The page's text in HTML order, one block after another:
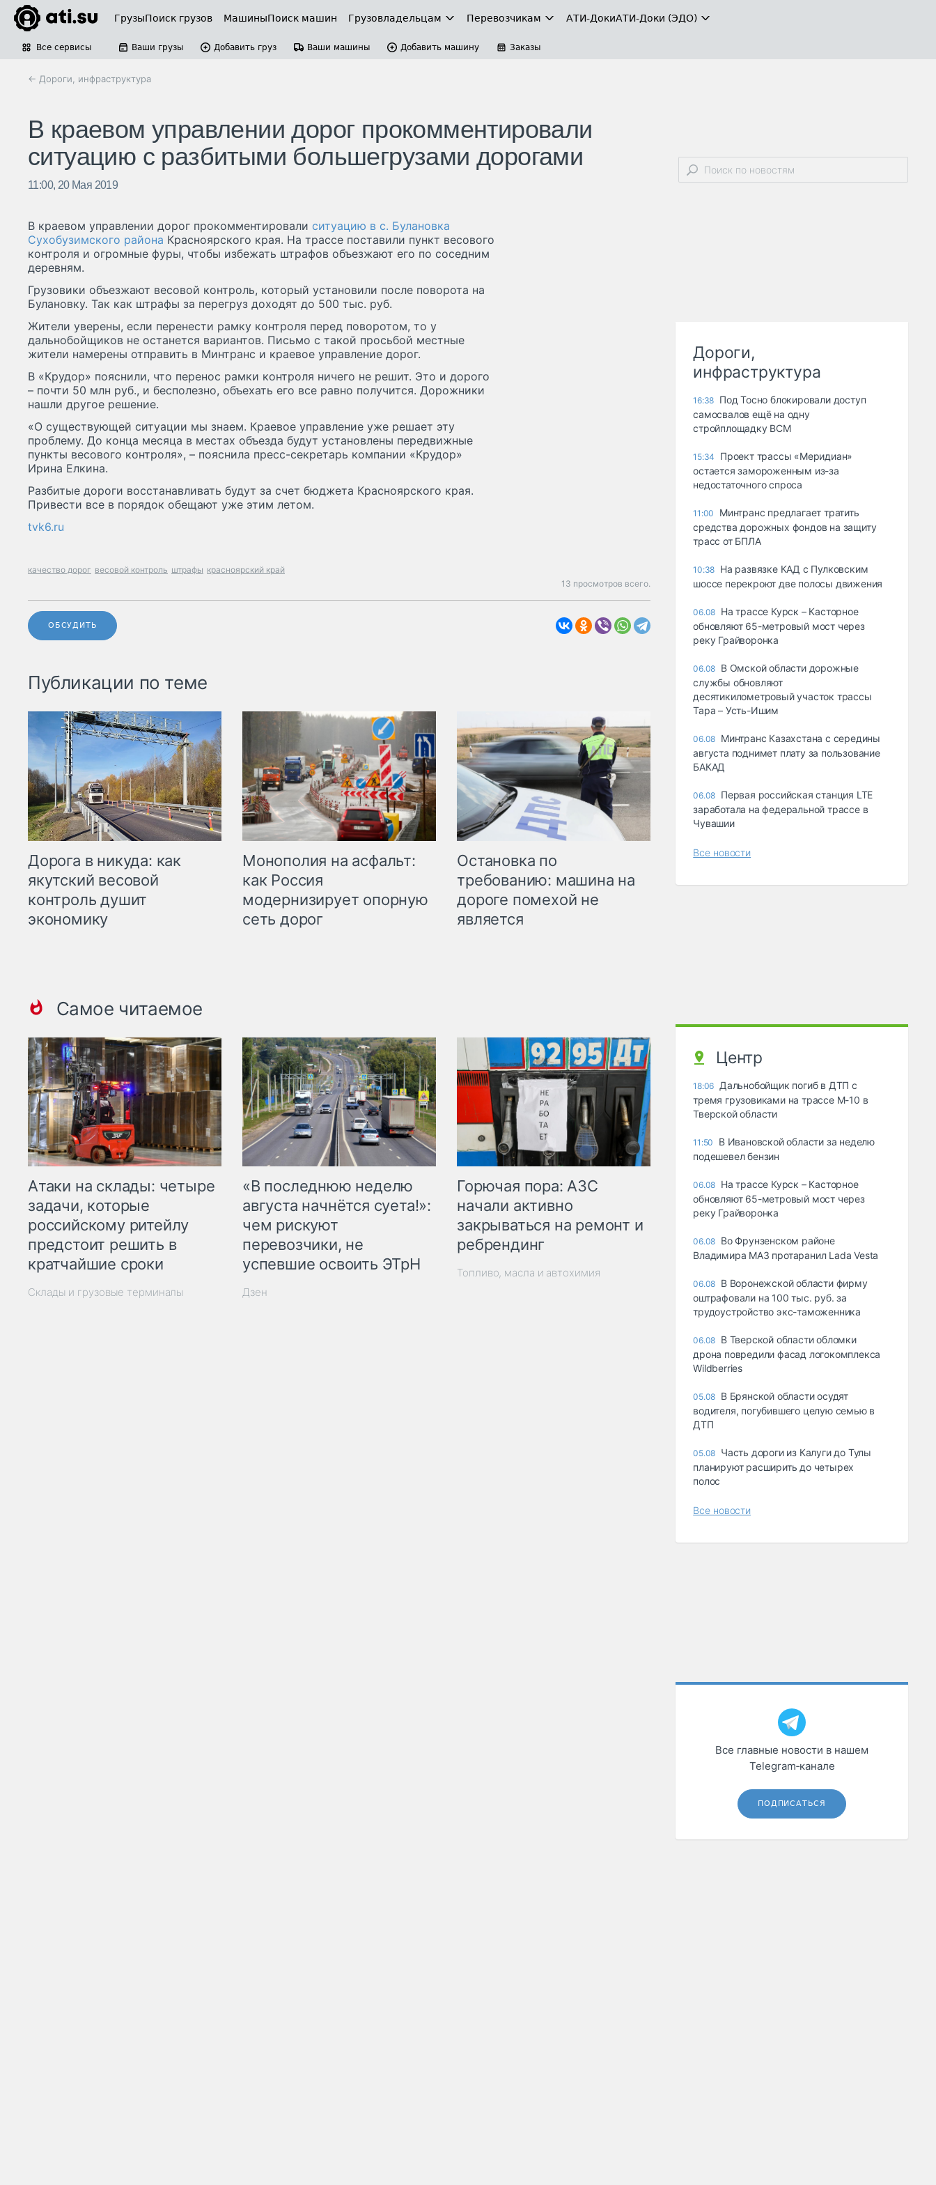
ГрузыПоиск грузов МашиныПоиск машин Грузовладельцам Перевозчикам АТИ-ДокиАТИ-Доки (ЭДО)
Все сервисы Ваши грузы Добавить груз Ваши машины Добавить машину Заказы
← Дороги, инфраструктура
В краевом управлении дорог прокомментировали
ситуацию с разбитыми большегрузами дорогами
11:00, 20 Мая 2019
В краевом управлении дорог прокомментировали ситуацию в с. Булановка
Сухобузимского района Красноярского края. На трассе поставили пункт весового
контроля и огромные фуры, чтобы избежать штрафов объезжают его по соседним
деревням.
Грузовики объезжают весовой контроль, который установили после поворота на
Булановку. Так как штрафы за перегруз доходят до 500 тыс. руб.
Жители уверены, если перенести рамку контроля перед поворотом, то у
дальнобойщиков не останется вариантов. Письмо с такой просьбой местные
жители намерены отправить в Минтранс и краевое управление дорог.
В «Крудор» пояснили, что перенос рамки контроля ничего не решит. Это и дорого
– почти 50 млн руб., и бесполезно, объехать его все равно получится. Дорожники
нашли другое решение.
«О существующей ситуации мы знаем. Краевое управление уже решает эту
проблему. До конца месяца в местах объезда будут установлены передвижные
пункты весового контроля», – пояснила пресс-секретарь компании «Крудор»
Ирина Елкина.
Разбитые дороги восстанавливать будут за счет бюджета Красноярского края.
Привести все в порядок обещают уже этим летом.
tvk6.ru
качество дорог весовой контроль штрафы красноярский край
13 просмотров всего.
ОБСУДИТЬ
Публикации по теме
Дорога в никуда: как
якутский весовой
контроль душит
экономику
Монополия на асфальт:
как Россия
модернизирует опорную
сеть дорог
Остановка по
требованию: машина на
дороге помехой не
является
Самое читаемое
Атаки на склады: четыре
задачи, которые
российскому ритейлу
предстоит решить в
кратчайшие сроки
Склады и грузовые терминалы
«В последнюю неделю
августа начнётся суета!»:
чем рискуют
перевозчики, не
успевшие освоить ЭТрН
Дзен
Горючая пора: АЗС
начали активно
закрываться на ремонт и
ребрендинг
Топливо, масла и автохимия
Дороги,
инфраструктура
16:38 Под Тосно блокировали доступ
самосвалов ещё на одну
стройплощадку ВСМ
15:34
Проект трассы «Меридиан»
остается замороженным из-за
недостаточного спроса
11:00
Минтранс предлагает тратить
средства дорожных фондов на защиту
трасс от БПЛА
10:38 На развязке КАД с Пулковским
шоссе перекроют две полосы движения
06.08 На трассе Курск – Касторное
обновляют 65-метровый мост через
реку Грайворонка
06.08 В Омской области дорожные
службы обновляют
десятикилометровый участок трассы
Тара – Усть-Ишим
06.08 Минтранс Казахстана с середины
августа поднимет плату за пользование
БАКАД
06.08 Первая российская станция LTE
заработала на федеральной трассе в
Чувашии
Все новости
Центр
18:06 Дальнобойщик погиб в ДТП с
тремя грузовиками на трассе М-10 в
Тверской области
11:50
В Ивановской области за неделю
подешевел бензин
06.08 На трассе Курск – Касторное
обновляют 65-метровый мост через
реку Грайворонка
06.08 Во Фрунзенском районе
Владимира МАЗ протаранил Lada Vesta
06.08 В Воронежской области фирму
оштрафовали на 100 тыс. руб. за
трудоустройство экс-таможенника
06.08 В Тверской области обломки
дрона повредили фасад логокомплекса
Wildberries
05.08 В Брянской области осудят
водителя, погубившего целую семью в
ДТП
05.08 Часть дороги из Калуги до Тулы
планируют расширить до четырех
полос
Все новости
Все главные новости в нашем
Telegram‑канале
ПОДПИСАТЬСЯ